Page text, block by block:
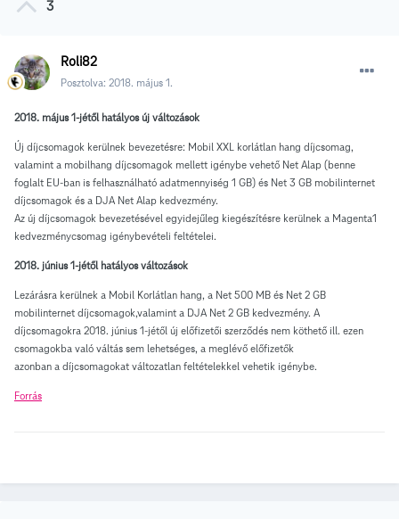
3
Roli82
Posztolva: 2018. május 1.
2018. május 1-jétől hatályos új változások
Új díjcsomagok kerülnek bevezetésre: Mobil XXL korlátlan hang díjcsomag,
valamint a mobilhang díjcsomagok mellett igénybe vehető Net Alap (benne
foglalt EU-ban is felhasználható adatmennyiség 1 GB) és Net 3 GB mobilinternet
díjcsomagok és a DJA Net Alap kedvezmény.
Az új díjcsomagok bevezetésével egyidejűleg kiegészítésre kerülnek a Magenta1
kedvezménycsomag igénybevételi feltételei.
2018. június 1-jétől hatályos változások
Lezárásra kerülnek a Mobil Korlátlan hang, a Net 500 MB és Net 2 GB
mobilinternet díjcsomagok,valamint a DJA Net 2 GB kedvezmény. A
díjcsomagokra 2018. június 1-jétől új előfizetői szerződés nem köthető ill. ezen
csomagokba való váltás sem lehetséges, a meglévő előfizetők
azonban a díjcsomagokat változatlan feltételekkel vehetik igénybe.
Forrás